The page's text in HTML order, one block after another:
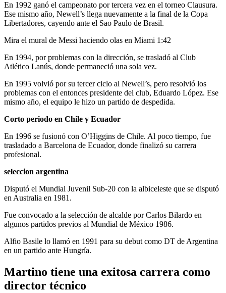
En 1992 ganó el campeonato por tercera vez en el torneo Clausura.
Ese mismo año, Newell’s llega nuevamente a la final de la Copa
Libertadores, cayendo ante el Sao Paulo de Brasil.
Mira el mural de Messi haciendo olas en Miami 1:42
En 1994, por problemas con la dirección, se trasladó al Club
Atlético Lanús, donde permaneció una sola vez.
En 1995 volvió por su tercer ciclo al Newell’s, pero resolvió los
problemas con el entonces presidente del club, Eduardo López. Ese
mismo año, el equipo le hizo un partido de despedida.
Corto periodo en Chile y Ecuador
En 1996 se fusionó con O’Higgins de Chile. Al poco tiempo, fue
trasladado a Barcelona de Ecuador, donde finalizó su carrera
profesional.
seleccion argentina
Disputó el Mundial Juvenil Sub-20 con la albiceleste que se disputó
en Australia en 1981.
Fue convocado a la selección de alcalde por Carlos Bilardo en
algunos partidos previos al Mundial de México 1986.
Alfio Basile lo llamó en 1991 para su debut como DT de Argentina
en un partido ante Hungría.
Martino tiene una exitosa carrera como
director técnico